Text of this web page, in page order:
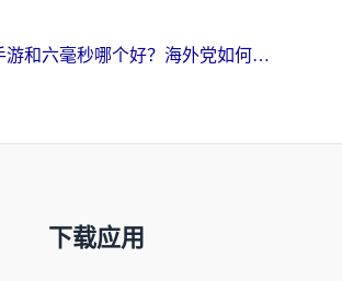
雷神手游和六毫秒哪个好？海外党如何真正解锁国内资源
下载应用